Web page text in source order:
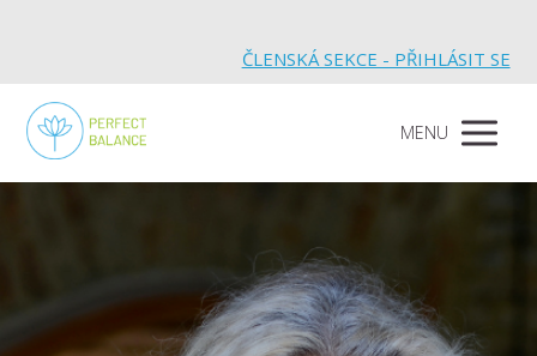
ČLENSKÁ SEKCE - PŘIHLÁSIT SE
MENU